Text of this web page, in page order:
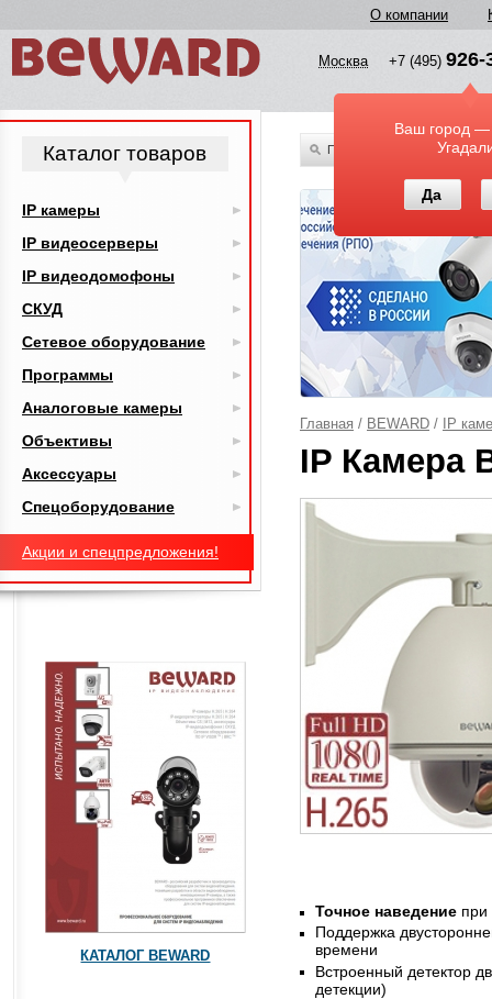
О компании
Москва +7 (495) 926-
Ваш город —
Да
По всему каталогу
Главная / BEWARD / IP
IP Камера
Точное наведение при
Поддержка
времени
Встроенный детектор
детекции)
Каталог товаров
IP камеры
IP видеосерверы
IP видеодомофоны
СКУД
Сетевое оборудование
Программы
Аналоговые камеры
Объективы
Аксессуары
Спецоборудование
Акции и спецпредложения!
КАТАЛОГ BEWARD